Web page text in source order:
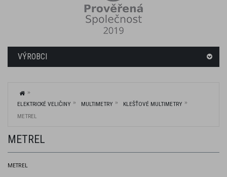
VÝROBCI
ELEKTRICKÉ VELIČINY MULTIMETRY
KLEŠŤOVÉ MULTIMETRY
METREL
METREL
METREL